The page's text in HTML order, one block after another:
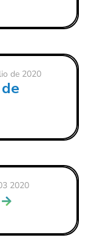
de 2020
2020